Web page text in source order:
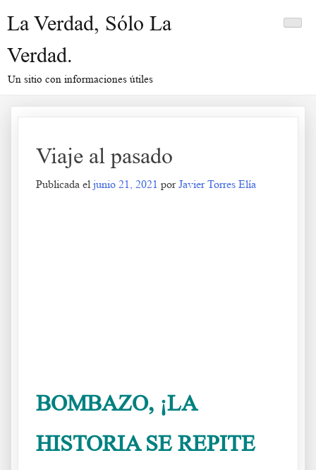
La Verdad, Sólo La
Verdad.
Un sitio con informaciones útiles
Viaje al pasado
Publicada el junio 21, 2021 porJavier Torres Elía
BOMBAZO, ¡LA
HISTORIA SE REPITE